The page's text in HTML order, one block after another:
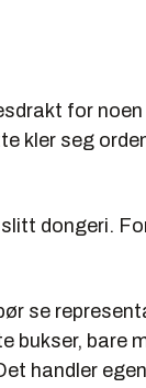
for noen
kler seg
dongeri.
se
bukser, bare
handler